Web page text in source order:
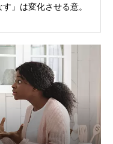
」は変化させる意。